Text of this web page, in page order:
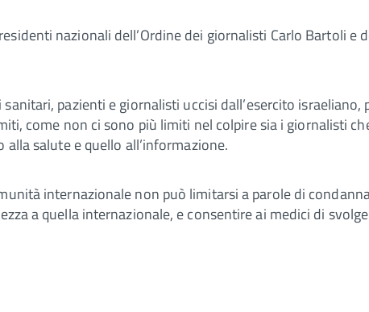
nazionali dell’Ordine dei giornalisti Carlo Bartoli e
pazienti e giornalisti uccisi dall’esercito
come non ci sono più limiti nel colpire sia i giornalisti
salute e quello all’informazione.
internazionale non può limitarsi a parole di
a quella internazionale, e consentire ai medici di